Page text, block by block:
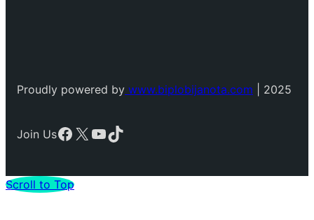
Proudly powered by www.biplobijanota.com | 2025
Join UsFacebook
X YouTube
TikTok
Scroll to Top